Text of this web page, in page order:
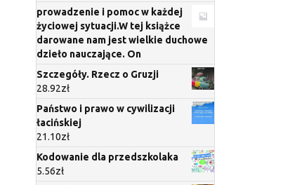
prowadzenie i pomoc w każdej
życiowej sytuacji.W tej książce
darowane nam jest wielkie duchowe
dzieło nauczające. On
Szczegóły. Rzecz o Gruzji
28.92zł
Państwo i prawo w cywilizacji
łacińskiej
21.10zł
Kodowanie dla przedszkolaka
5.56zł